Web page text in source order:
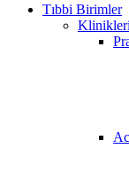
Tıbbi Birimler